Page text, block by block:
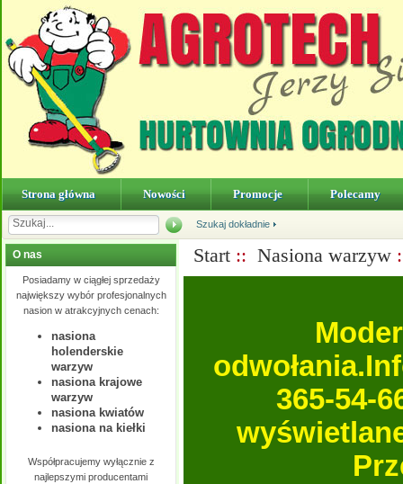
Strona główna Nowości Promocje Polecamy
Szukaj dokładnie
O nas
Posiadamy w ciągłej sprzedaży
największy wybór profesjonalnych
nasion w atrakcyjnych cenach:
nasiona
holenderskie
warzyw
nasiona krajowe
warzyw
nasiona kwiatów
nasiona na kiełki
Współpracujemy wyłącznie z
najlepszymi producentami
Start:: Nasiona warzyw
365-54-